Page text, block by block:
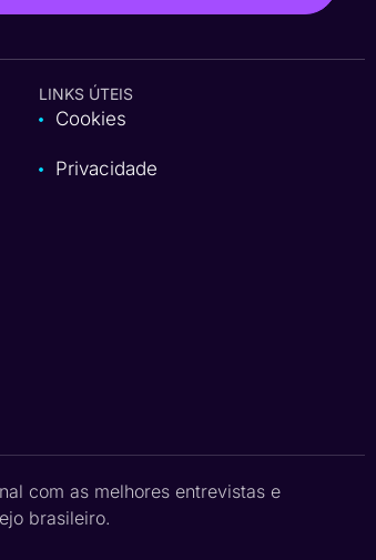
LINKS ÚTEIS
Cookies
Privacidade
com as melhores entrevistas e
brasileiro.